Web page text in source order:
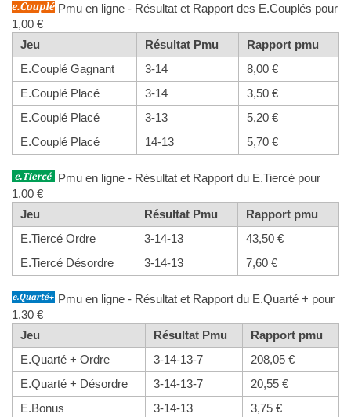
Pmu en ligne - Résultat et Rapport des E.Couplés pour
1,00 €
Jeu
Résultat Pmu
Rapport pmu
E.Couplé Gagnant
3-14
8,00 €
E.Couplé Placé
3-14
3,50 €
E.Couplé Placé
3-13
5,20 €
E.Couplé Placé
14-13 5,70 €
Pmu en ligne - Résultat et Rapport du E.Tiercé pour
1,00 €
Jeu
Résultat Pmu
Rapport pmu
E.Tiercé Ordre
3-14-13
43,50 €
E.Tiercé Désordre
3-14-13 7,60 €
Pmu en ligne - Résultat et Rapport du E.Quarté + pour
1,30 €
Jeu
Résultat Pmu
Rapport pmu
E.Quarté + Ordre
3-14-13-7
208,05 €
E.Quarté + Désordre
3-14-13-7
20,55 €
E.Bonus
3-14-13 3,75 €